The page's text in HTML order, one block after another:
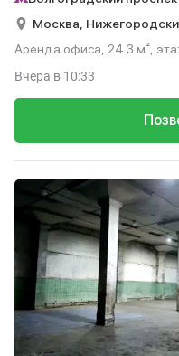
Москва,
Аренда офиса, 24.3 м²,
Вчера в 10:33